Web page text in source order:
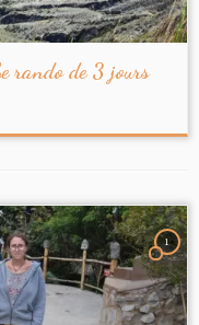
rando de 3 jours
1